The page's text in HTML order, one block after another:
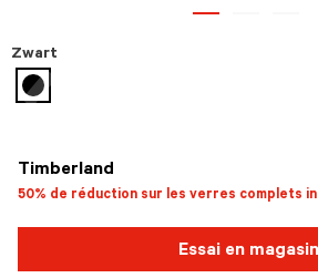
Timberland
50% de réduction sur les verres complets
Zwart
sélectionné
Essai en magasin